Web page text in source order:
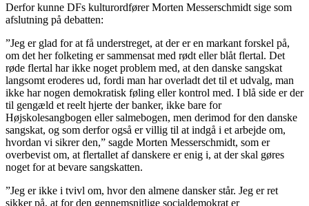
Derfor kunne DFs kulturordfører Morten Messerschmidt sige som
afslutning på debatten:
”Jeg er glad for at få understreget, at der er en markant forskel på,
om det her folketing er sammensat med rødt eller blåt flertal. Det
røde flertal har ikke noget problem med, at den danske sangskat
langsomt eroderes ud, fordi man har overladt det til et udvalg, man
ikke har nogen demokratisk føling eller kontrol med. I blå side er der
til gengæld et reelt hjerte der banker, ikke bare for
Højskolesangbogen eller salmebogen, men derimod for den danske
sangskat, og som derfor også er villig til at indgå i et arbejde om,
hvordan vi sikrer den,” sagde Morten Messerschmidt, som er
overbevist om, at flertallet af danskere er enig i, at der skal gøres
noget for at bevare sangskatten.
”Jeg er ikke i tvivl om, hvor den almene dansker står. Jeg er ret
sikker på, at for den gennemsnitlige socialdemokrat er